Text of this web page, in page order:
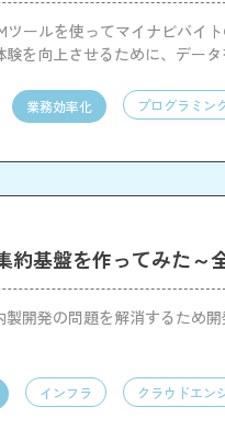
ツールを使ってマイナビバイ
験を向上させるために、デー
業務効率化 プログラミン
約基盤を作ってみた～
製開発の問題を解消するため
インフラ クラウドエン